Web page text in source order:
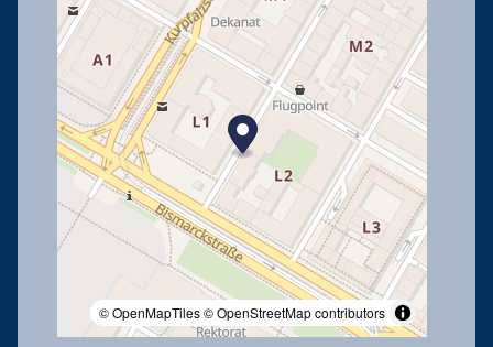
© OpenMapTiles© OpenStreetMap contributors